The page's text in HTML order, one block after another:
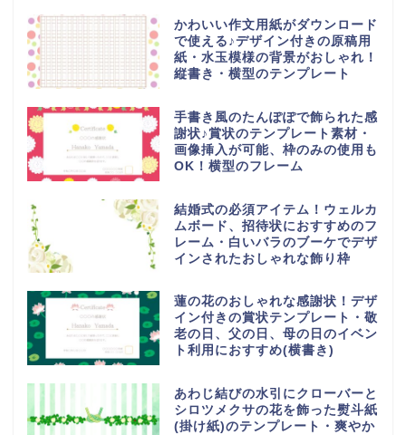
かわいい作文用紙がダウンロード
で使える♪デザイン付きの原稿用
紙・水玉模様の背景がおしゃれ！
縦書き・横型のテンプレート
手書き風のたんぽぽで飾られた感
謝状♪賞状のテンプレート素材・
画像挿入が可能、枠のみの使用も
OK！横型のフレーム
結婚式の必須アイテム！ウェルカ
ムボード、招待状におすすめのフ
レーム・白いバラのブーケでデザ
インされたおしゃれな飾り枠
蓮の花のおしゃれな感謝状！デザ
イン付きの賞状テンプレート・敬
老の日、父の日、母の日のイベン
ト利用におすすめ(横書き)
あわじ結びの水引にクローバーと
シロツメクサの花を飾った熨斗紙
(掛け紙)のテンプレート・爽やか